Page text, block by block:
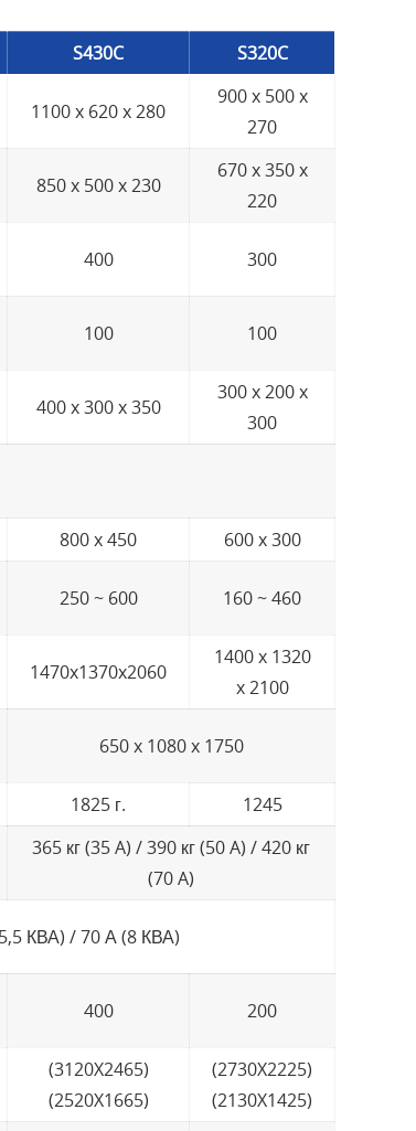
S430C
S320C
1100 x 620 x 280
900 x 500 x
270
850 x 500 x 230
670 x 350 x
220
400 300
100 100
400 x 300 x 350
300 x 200 x
300
800 x 450
600 x 300
250 ~ 600 160 ~ 460
1470x1370x2060
1400 x 1320
x 2100
650 x 1080 x 1750
1825 г.
1245
365 кг (35 A) / 390 кг (50 A) / 420 кг
(70 A)
КВА) / 70 А (8 КВА)
400 200
(3120X2465)
(2520X1665)
(2730X2225)
(2130X1425)